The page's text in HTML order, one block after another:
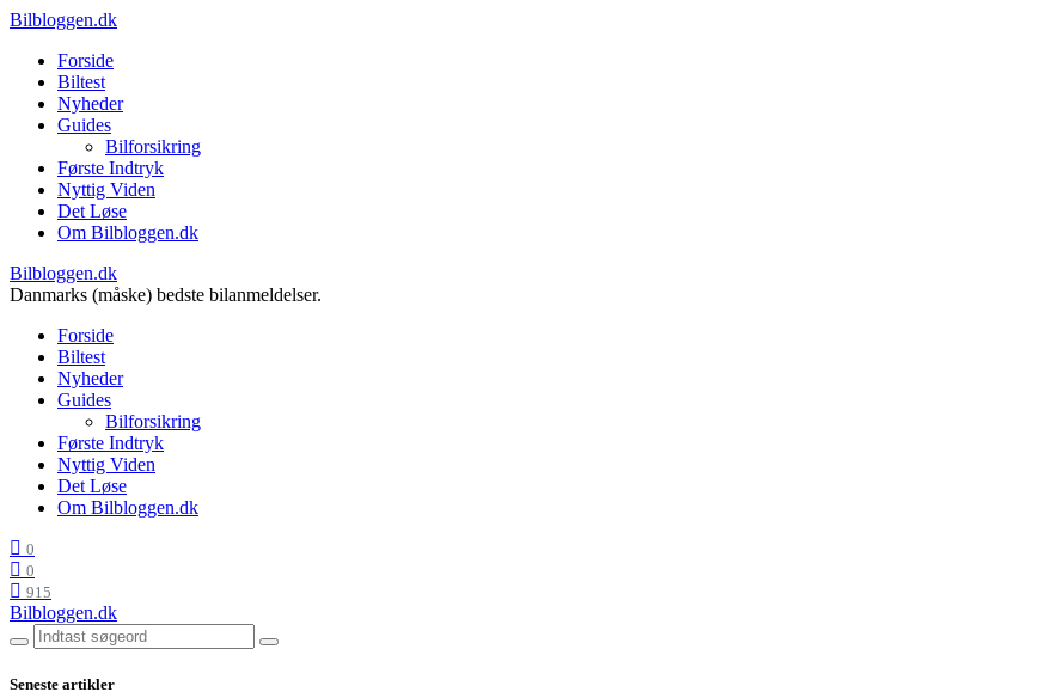
Bilbloggen.dk
Forside
Biltest
Nyheder
Guides
Bilforsikring
Første Indtryk
Nyttig Viden
Det Løse
Om Bilbloggen.dk
Bilbloggen.dk
Danmarks (måske) bedste bilanmeldelser.
Forside
Biltest
Nyheder
Guides
Bilforsikring
Første Indtryk
Nyttig Viden
Det Løse
Om Bilbloggen.dk
0
0
915
Bilbloggen.dk
Seneste artikler